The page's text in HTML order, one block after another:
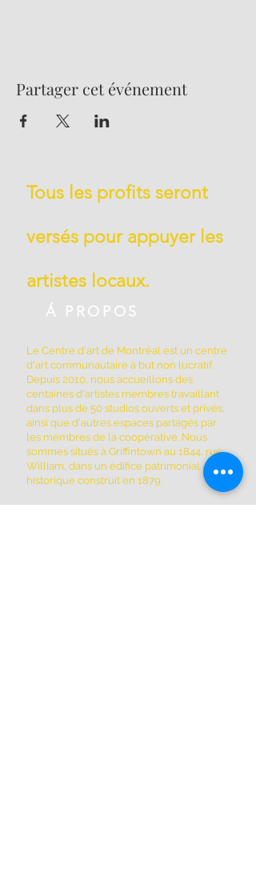
Partager cet événement
Tous les profits seront
versés pour appuyer les
artistes locaux.
Á PROPOS
Le Centre d'art de Montréal est un centre
d'art communautaire à but non lucratif.
Depuis 2010, nous accueillons des
centaines d'artistes membres travaillant
dans plus de 50 studios ouverts et privés,
ainsi que d'autres espaces partagés par
les membres de la coopérative. Nous
sommes situés à Griffintown au 1844, rue
William, dans un édifice patrimonial
historique construit en 1879.